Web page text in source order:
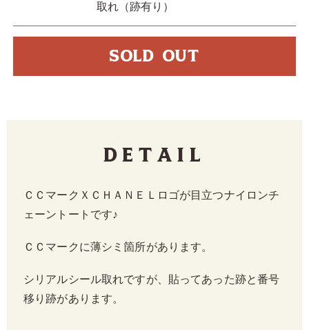
取れ（跡有り）
SOLD OUT
Detail
ＣＣマークＸＣＨＡＮＥＬロゴが目立つナイロンチ
ェーントートです♪
ＣＣマークに薄シミ箇所があります。
シリアルシール取れですが、貼ってあった跡と番号
移り跡があります。